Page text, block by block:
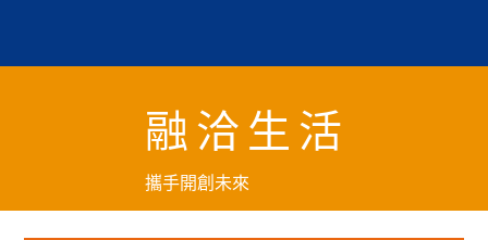
主
融洽生活
攜手開創未來